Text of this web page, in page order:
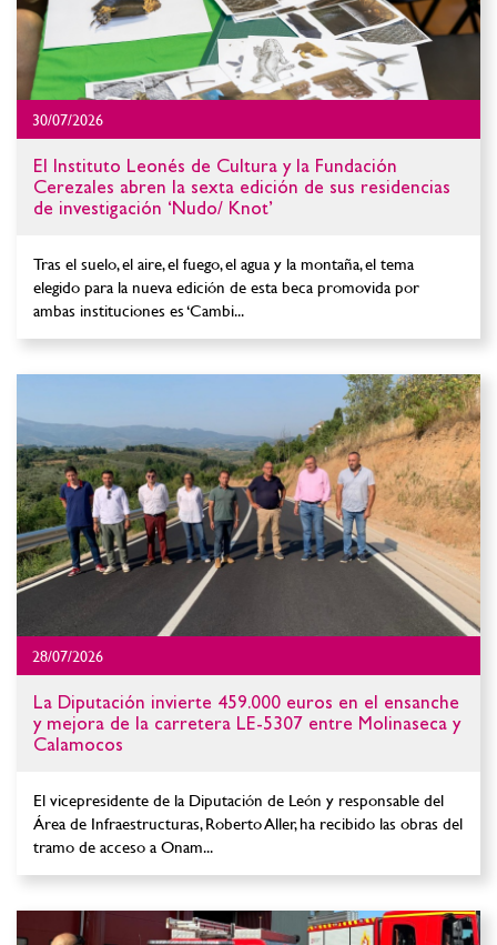
30/07/2026
El Instituto Leonés de Cultura y la Fundación
Cerezales abren la sexta edición de sus residencias
de investigación ‘Nudo/ Knot’
Tras el suelo, el aire, el fuego, el agua y la montaña, el tema
elegido para la nueva edición de esta beca promovida por
ambas instituciones es ‘Cambi...
28/07/2026
La Diputación invierte 459.000 euros en el ensanche
y mejora de la carretera LE-5307 entre Molinaseca y
Calamocos
El vicepresidente de la Diputación de León y responsable del
Área de Infraestructuras, Roberto Aller, ha recibido las obras del
tramo de acceso a Onam...